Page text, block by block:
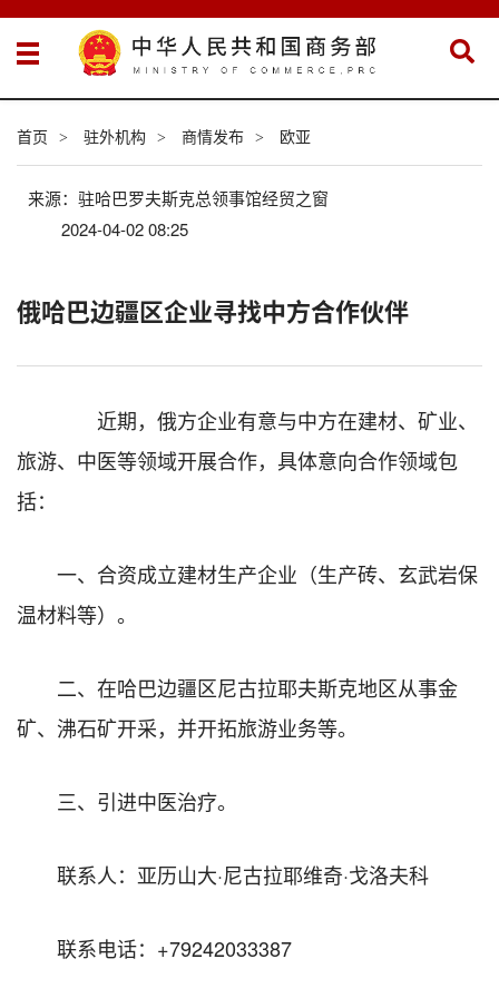
首页 > 驻外机构 > 商情发布 > 欧亚
来源：驻哈巴罗夫斯克总领事馆经贸之窗
2024-04-02 08:25
俄哈巴边疆区企业寻找中方合作伙伴
近期，俄方企业有意与中方在建材、矿业、
旅游、中医等领域开展合作，具体意向合作领域包
括：
一、合资成立建材生产企业（生产砖、玄武岩保
温材料等）。
二、在哈巴边疆区尼古拉耶夫斯克地区从事金
矿、沸石矿开采，并开拓旅游业务等。
三、引进中医治疗。
联系人：亚历山大·尼古拉耶维奇·戈洛夫科
联系电话：+79242033387